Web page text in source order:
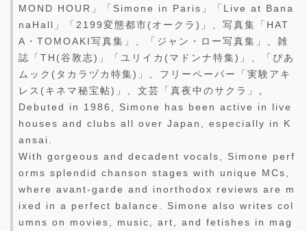
MOND HOUR」「Simone in Paris」「Live at Bana
naHall」「2199変態都市(オークラ)」、写真集「HAT
A・TOMOAKI写真集」、「ジャン・ロー写真集」、雑
誌「TH(谷敦志)」「ユリイカ(マドンナ特集)」、「ぴあ
ムック(タカラヅカ特集)」、フリーペーパー「実験アキ
レス(キネマ秘宝帖)」、文芸「真夜中のサクラ」。
Debuted in 1986, Simone has been active in live
houses and clubs all over Japan, especially in K
ansai.
With gorgeous and decadent vocals, Simone perf
orms splendid chanson stages with unique MCs,
where avant-garde and inorthodox reviews are m
ixed in a perfect balance. Simone also writes col
umns on movies, music, art, and fetishes in mag